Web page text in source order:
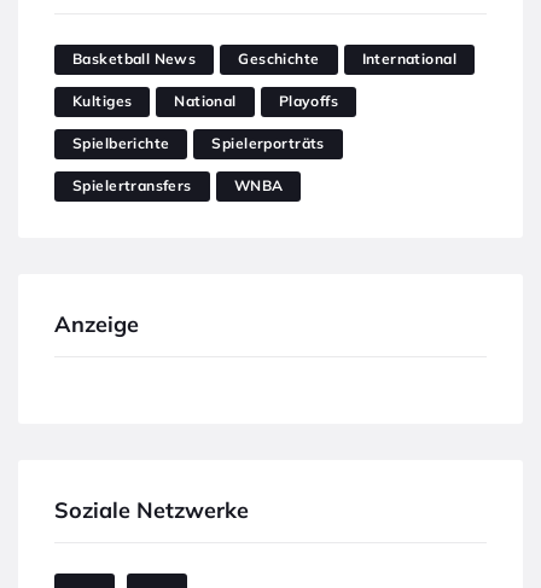
Basketball News Geschichte International
Kultiges National Playoffs
Spielberichte Spielerporträts
Spielertransfers WNBA
Anzeige
Soziale Netzwerke